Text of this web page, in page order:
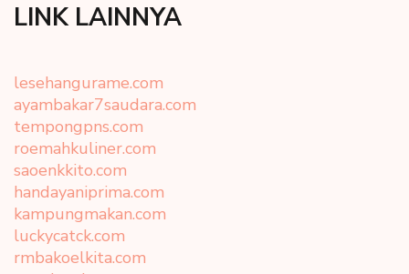
LINK LAINNYA
lesehangurame.com
ayambakar7saudara.com
tempongpns.com
roemahkuliner.com
saoenkkito.com
handayaniprima.com
kampungmakan.com
luckycatck.com
rmbakoelkita.com